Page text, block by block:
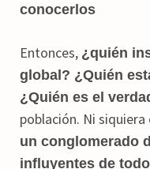
conocerlos
Entonces, ¿quién
global? ¿Quién
¿Quién es el
población. Ni
un conglomerado
influyentes de